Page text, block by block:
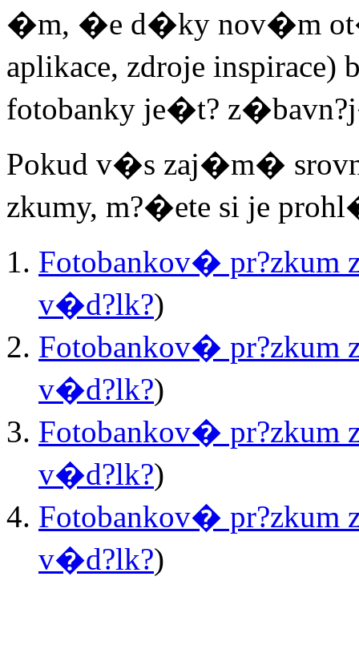
�m, �e d�ky nov�m
aplikace, zdroje
fotobanky je�t?
Pokud v�s zaj�m�
zkumy, m?�ete si je
Fotobankov� pr?zkum
v�d?lk?)
Fotobankov� pr?zkum
v�d?lk?)
Fotobankov� pr?zkum
v�d?lk?)
Fotobankov� pr?zkum
v�d?lk?)